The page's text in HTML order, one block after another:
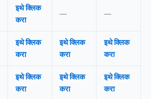
इथे क्लिक
करा
— —
इथे क्लिक
करा
इथे क्लिक
करा
इथे क्लिक
करा
इथे क्लिक
करा
इथे क्लिक
करा
इथे क्लिक
करा